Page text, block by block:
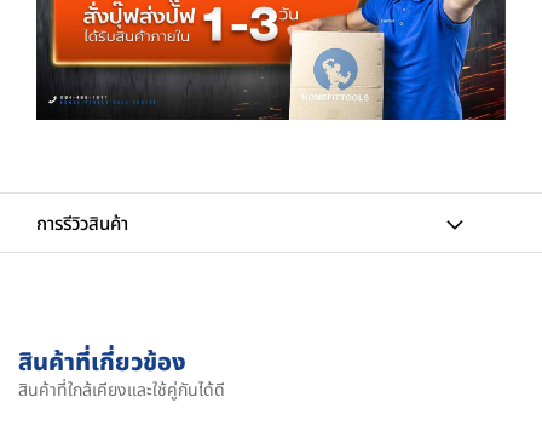
การรีวิวสินค้า
สินค้าที่เกี่ยวข้อง
สินค้าที่ใกล้เคียงและใช้คู่กันได้ดี